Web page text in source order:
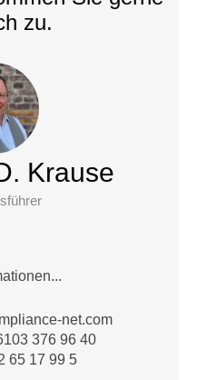
zu.
Krause
moc.t
en-ec
nailp
376 96 40
65 17 99 5